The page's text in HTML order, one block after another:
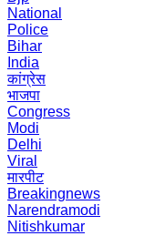
National
Police
Bihar
India
कांग्रेस
भाजपा
Congress
Modi
Delhi
Viral
मारपीट
Breakingnews
Narendramodi
Nitishkumar